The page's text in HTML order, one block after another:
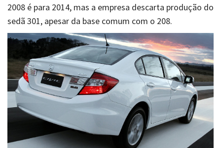
2008 é para 2014, mas a empresa descarta produção do
sedã 301, apesar da base comum com o 208.